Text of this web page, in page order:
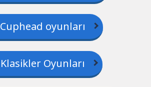
Cuphead oyunları
Klasikler Oyunları